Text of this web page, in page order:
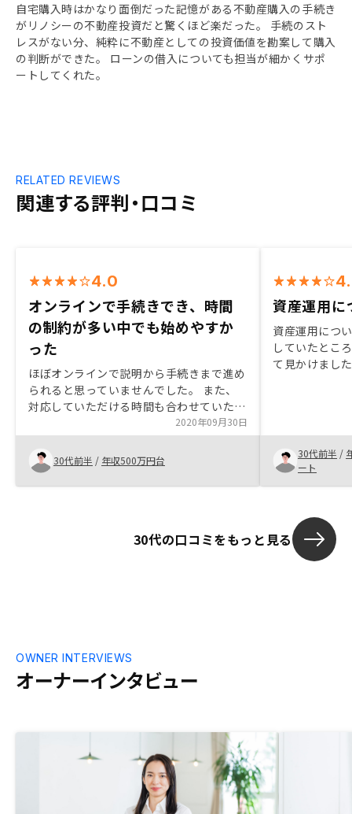
自宅購入時はかなり面倒だった記憶がある不動産購入の手続き
がリノシーの不動産投資だと驚くほど楽だった。 手続のスト
レスがない分、純粋に不動産としての投資価値を勘案して購入
の判断ができた。 ローンの借入についても担当が細かくサポ
ートしてくれた。
関連する評判・口コミ
RELATED REVIEWS
4.0
オンラインで手続きでき、時間
の制約が多い中でも始めやすか
った
ほぼオンラインで説明から手続きまで進め
られると思っていませんでした。 また、
対応していただける時間も合わせていただ
き、 時間の制約が多い中でもはじめやす
かったです。 正直なところ初めは話だけ
聞くつもりでしたが、 担当の方といろい
ろな話をしながら、 不動産投資のメリッ
トデメリット、 さらにはRENOSYの強み
でよかったです。オーナー用の物件確認が
2020年09月30日
30代前半 / 年収500万円台
資産運用に
資産運用につ
していたとこ
て見かけまし
き、納得出来
ことにしまし
30代前半 /
ート
30代の口コミをもっと見る
オーナーインタビュー
OWNER INTERVIEWS